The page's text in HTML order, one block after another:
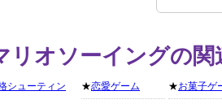
リオソーイングの
シューティン
★恋愛ゲーム ★お菓子ゲ